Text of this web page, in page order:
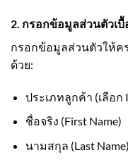
2. กรอกข้อมูลส่วนตัวเบื้
กรอกข้อมูลส่วนตัวให้ค
ด้วย:
ประเภทลูกค้า (เลือ
ชื่อจริง (First Name)
นามสกุล (Last Name)